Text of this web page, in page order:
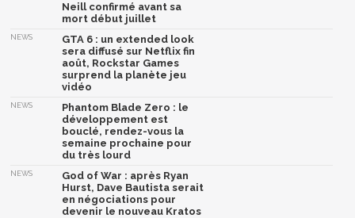
Neill confirmé avant sa
mort début juillet
NEWS
GTA 6 : un extended look
sera diffusé sur Netflix fin
août, Rockstar Games
surprend la planète jeu
vidéo
NEWS
Phantom Blade Zero : le
développement est
bouclé, rendez-vous la
semaine prochaine pour
du très lourd
NEWS
God of War : après Ryan
Hurst, Dave Bautista serait
en négociations pour
devenir le nouveau Kratos